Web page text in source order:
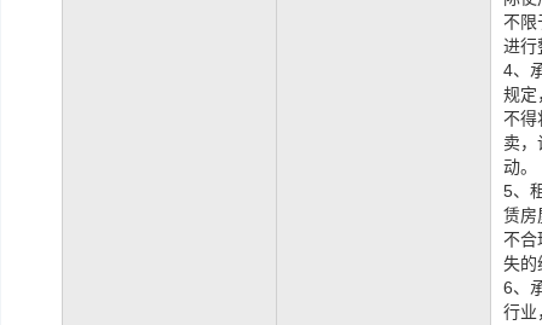
不限
进行
4、
规定
不得
卖，
动。
5、
赁房
不合
失的
6、
行业